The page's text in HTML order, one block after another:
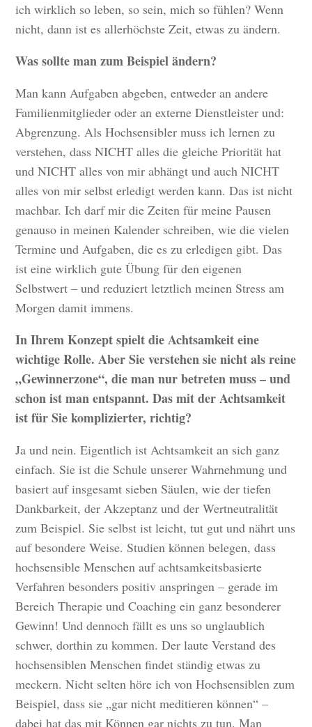
ich wirklich so leben, so sein, mich so fühlen? Wenn
nicht, dann ist es allerhöchste Zeit, etwas zu ändern.
Was sollte man zum Beispiel ändern?
Man kann Aufgaben abgeben, entweder an andere
Familienmitglieder oder an externe Dienstleister und:
Abgrenzung. Als Hochsensibler muss ich lernen zu
verstehen, dass NICHT alles die gleiche Priorität hat
und NICHT alles von mir abhängt und auch NICHT
alles von mir selbst erledigt werden kann. Das ist nicht
machbar. Ich darf mir die Zeiten für meine Pausen
genauso in meinen Kalender schreiben, wie die vielen
Termine und Aufgaben, die es zu erledigen gibt. Das
ist eine wirklich gute Übung für den eigenen
Selbstwert – und reduziert letztlich meinen Stress am
Morgen damit immens.
In Ihrem Konzept spielt die Achtsamkeit eine
wichtige Rolle. Aber Sie verstehen sie nicht als reine
„Gewinnerzone“, die man nur betreten muss – und
schon ist man entspannt. Das mit der Achtsamkeit
ist für Sie komplizierter, richtig?
Ja und nein. Eigentlich ist Achtsamkeit an sich ganz
einfach. Sie ist die Schule unserer Wahrnehmung und
basiert auf insgesamt sieben Säulen, wie der tiefen
Dankbarkeit, der Akzeptanz und der Wertneutralität
zum Beispiel. Sie selbst ist leicht, tut gut und nährt uns
auf besondere Weise. Studien können belegen, dass
hochsensible Menschen auf achtsamkeitsbasierte
Verfahren besonders positiv anspringen – gerade im
Bereich Therapie und Coaching ein ganz besonderer
Gewinn! Und dennoch fällt es uns so unglaublich
schwer, dorthin zu kommen. Der laute Verstand des
hochsensiblen Menschen findet ständig etwas zu
meckern. Nicht selten höre ich von Hochsensiblen zum
Beispiel, dass sie „gar nicht meditieren können“ –
dabei hat das mit Können gar nichts zu tun. Man